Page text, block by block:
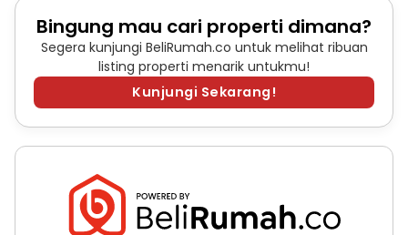
Bingung mau cari properti dimana?
Segera kunjungi BeliRumah.co untuk melihat ribuan
listing properti menarik untukmu!
Kunjungi Sekarang!